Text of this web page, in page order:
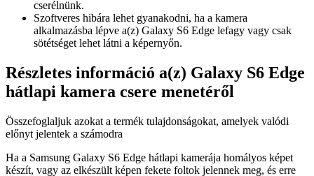
cserélnünk.
Szoftveres hibára lehet gyanakodni, ha a kamera
alkalmazásba lépve a(z) Galaxy S6 Edge lefagy vagy csak
sötétséget lehet látni a képernyőn.
Részletes információ a(z) Galaxy S6 Edge
hátlapi kamera csere menetéről
Összefoglaljuk azokat a termék tulajdonságokat, amelyek valódi
előnyt jelentek a számodra
Ha a Samsung Galaxy S6 Edge hátlapi kamerája homályos képet
készít, vagy az elkészült képen fekete foltok jelennek meg, és erre